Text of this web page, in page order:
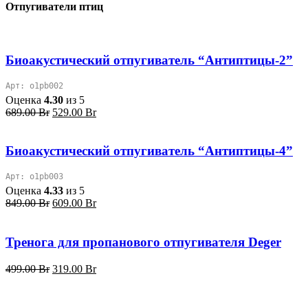
Отпугиватели птиц
Биоакустический отпугиватель “Антиптицы-2”
Арт: o1pb002
Оценка 4.30 из 5
689.00Br Первоначальная
689.00 Br.
529.00 BrТекущая
Биоакустический отпугиватель “Антиптицы-4”
Арт: o1pb003
Оценка 4.33 из 5
849.00Br Первоначальная
849.00 Br.
609.00 BrТекущая
Тренога для пропанового отпугивателя Deger
499.00Br Первоначальная
319.00 BrТекущая